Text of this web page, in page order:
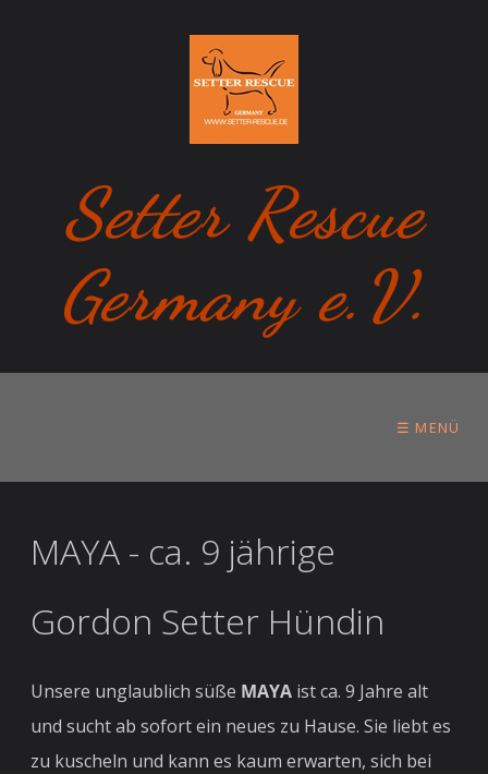
Setter Rescue
Germany e.V.
☰ MENÜ
MAYA - ca. 9 jährige
Gordon Setter Hündin
Unsere unglaublich süße MAYA ist ca. 9 Jahre alt
und sucht ab sofort ein neues zu Hause. Sie liebt es
zu kuscheln und kann es kaum erwarten, sich bei